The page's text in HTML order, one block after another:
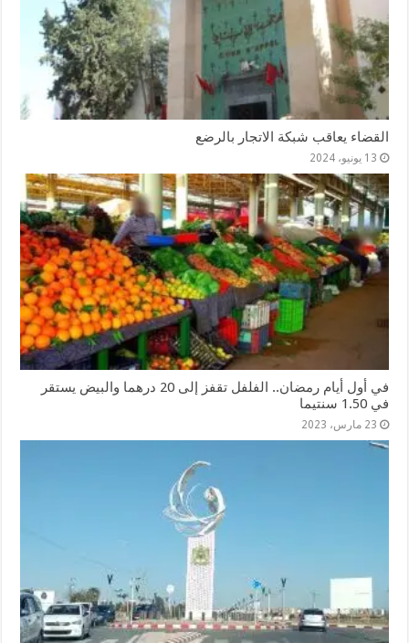
القضاء يعاقب شبكة الاتجار بالرضع
13 يونيو، 2024
في أول أيام رمضان.. الفلفل تقفز إلى 20 درهما والبيض يستقر
في 1.50 سنتيما
23 مارس، 2023